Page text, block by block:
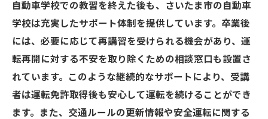
自動車学校での教習を終えた後も、さいたま市の自動車
学校は充実したサポート体制を提供しています。卒業後
には、必要に応じて再講習を受けられる機会があり、運
転再開に対する不安を取り除くための相談窓口も設置さ
れています。このような継続的なサポートにより、受講
者は運転免許取得後も安心して運転を続けることができ
ます。また、交通ルールの更新情報や安全運転に関する